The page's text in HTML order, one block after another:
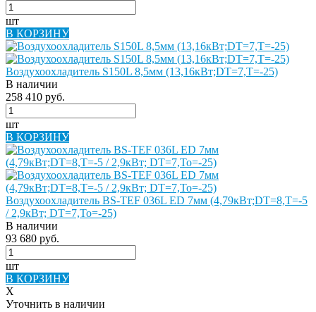
шт
В КОРЗИНУ
Воздухоохладитель S150L 8,5мм (13,16кВт;DT=7,Т=-25)
В наличии
258 410 руб.
шт
В КОРЗИНУ
Воздухоохладитель BS-TEF 036L ED 7мм (4,79кВт;DT=8,Т=-5
/ 2,9кВт; DT=7,То=-25)
В наличии
93 680 руб.
шт
В КОРЗИНУ
X
Уточнить в наличии